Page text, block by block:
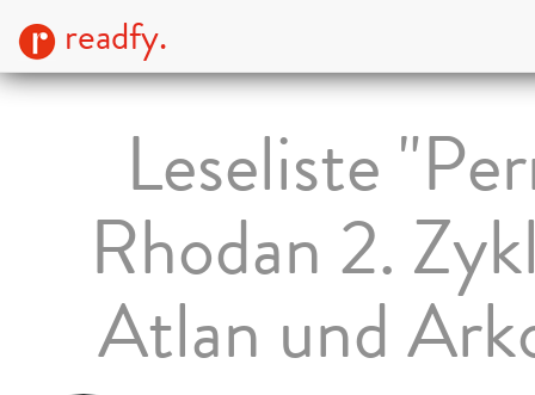
readfy.
Leseliste
Rhodan 2.
Atlan und